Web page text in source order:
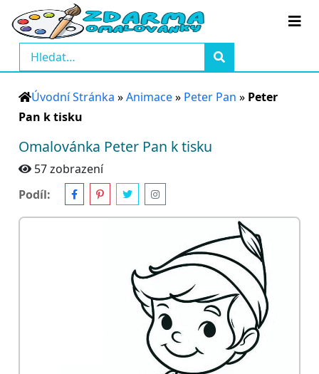
Úvodní Stránka »Animace» Peter Pan » Peter
Pan k tisku
Omalovánka Peter Pan k tisku
57 zobrazení
Podíl: